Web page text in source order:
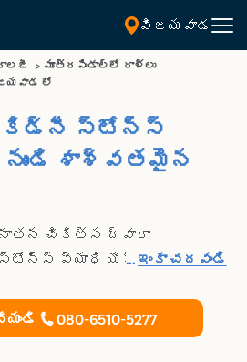
విజయవాడ
> మూత్రపిండాల్లో రాళ్లు
లో
స్టోన్స్
శాశ్వతమైన
చికిత్స ద్వారా
వ్యాధి యొక్క నొప్పి
... ఇంకా చదవండి
080-6510-5277